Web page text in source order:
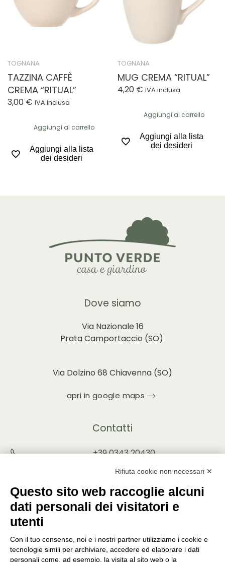
TOGNANA
TAZZINA CAFFÈ
CREMA “RITUAL”
3,00 € IVA inclusa
Aggiungi al carrello
Aggiungi alla lista
dei desideri
TOGNANA
MUG CREMA “RITUAL”
4,20 € IVA inclusa
Aggiungi al carrello
Aggiungi alla lista
dei desideri
Dove siamo
Via Nazionale 16
Prata Camportaccio (SO)
Via Dolzino 68 Chiavenna (SO)
apri in google maps
Contatti
+39 0343 20430
INFO@PUNTOVERDEPRATA.IT
Orari di apertura
Rifiuta cookie non necessari ✕
Questo sito web raccoglie alcuni
dati personali dei visitatori e
utenti
Con il tuo consenso, noi e i nostri partner utilizziamo i cookie e
tecnologie simili per archiviare, accedere ed elaborare i dati
personali come, ad esempio, la visita al sito web o la